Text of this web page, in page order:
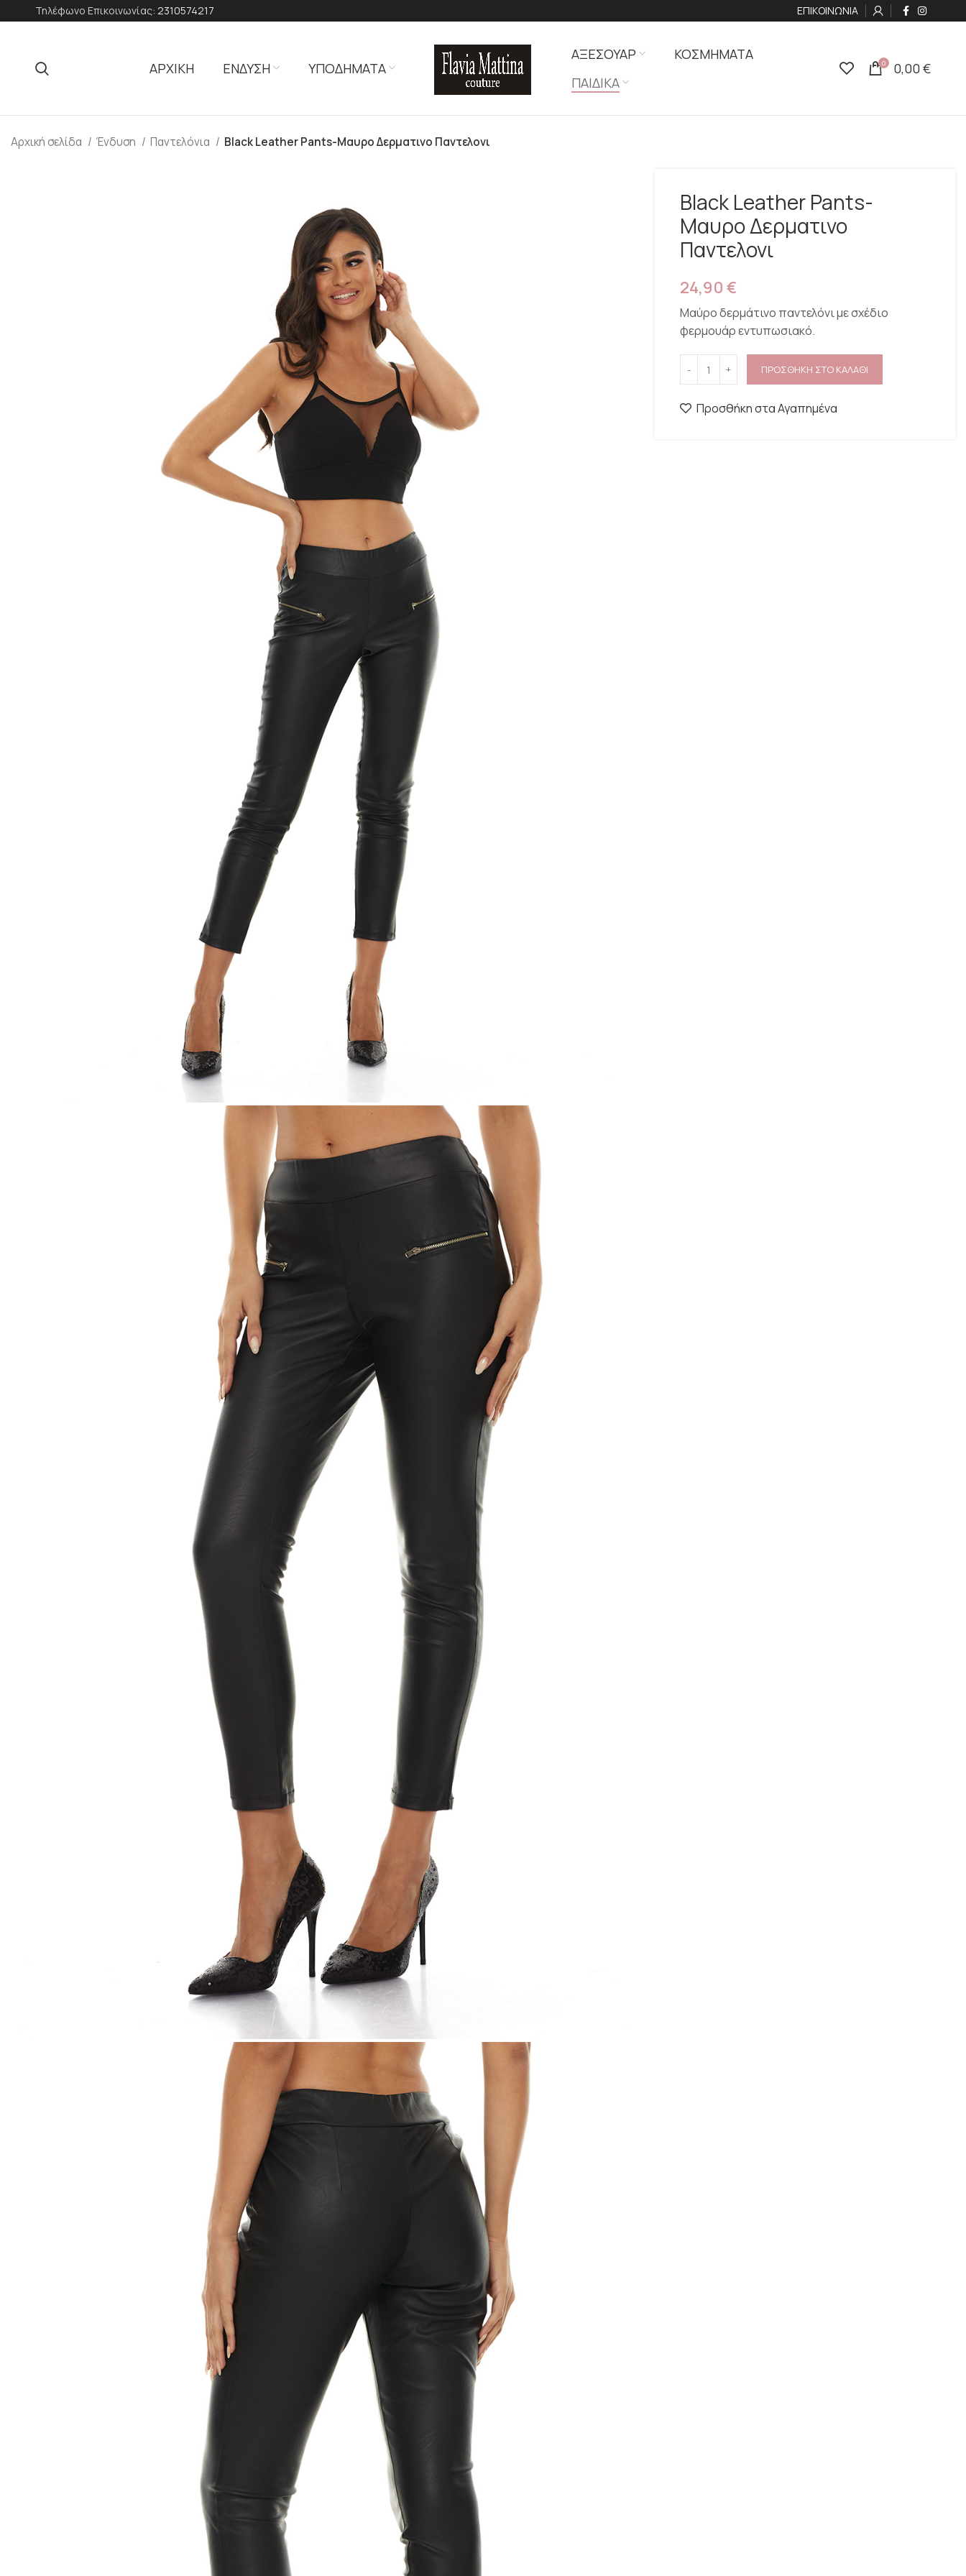
Τηλέφωνο Επικοινωνίας: 2310574217 ΕΠΙΚΟΙΝΩΝΙΑ
ΑΡΧΙΚΗ ΕΝΔΥΣΗ ΥΠΟΔΗΜΑΤΑ
ΑΞΕΣΟΥΑΡ
ΚΟΣΜΗΜΑΤΑ
ΠΑΙΔΙΚΑ
0 0,00€
Αρχική σελίδα Ένδυση Παντελόνια Black Leather Pants-Μαυρο Δερματινο Παντελονι
Black Leather Pants-
Μαυρο Δερματινο
Παντελονι
24,90 €
Μαύρο δερμάτινο παντελόνι με σχέδιο
φερμουάρ εντυπωσιακό.
ΠΡΟΣΘΗΚΗ ΣΤΟ ΚΑΛΑΘΙ
Προσθήκη στα Αγαπημένα